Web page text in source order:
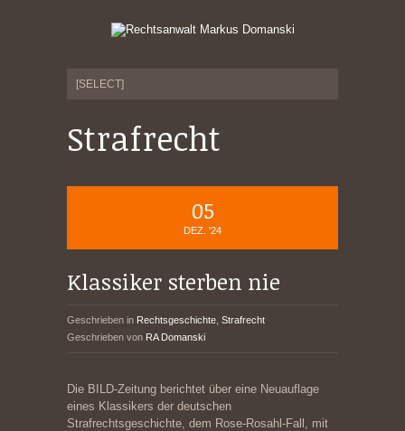
Strafrecht
05
DEZ. '24
Klassiker sterben nie
Geschrieben in Rechtsgeschichte Strafrecht
Geschrieben von RA Domanski
Die BILD-Zeitung berichtet über eine Neuauflage
eines Klassikers der deutschen
Strafrechtsgeschichte, dem Rose-Rosahl-Fall, mit